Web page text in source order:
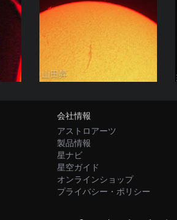
山田昇
会社情報
アストロアーツ
製品情報
星ナビ
星空ガイド
オンラインショップ
プライバシー・ポリシー